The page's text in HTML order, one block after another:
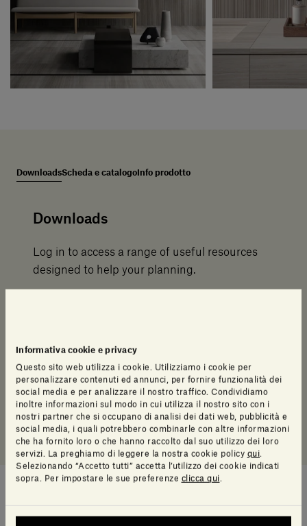
Informativa cookie e privacy
Questo sito web utilizza i cookie. Utilizziamo i cookie per
personalizzare contenuti ed annunci, per fornire funzionalità dei
social media e per analizzare il nostro traffico. Condividiamo
inoltre informazioni sul modo in cui utilizza il nostro sito con i
nostri partner che si occupano di analisi dei dati web, pubblicità e
social media, i quali potrebbero combinarle con altre informazioni
che ha fornito loro o che hanno raccolto dal suo utilizzo dei loro
servizi. La preghiamo di leggere la nostra cookie policy qui
Selezionando “Accetto tutti” accetta l’utilizzo dei cookie indicati
sopra. Per impostare le sue preferenze clicca qui
DownloadsScheda e catalogo Info prodotto
Downloads
Log in to access a range of useful resources
designed to help your planning.
Revit
Scheda di posa
Fact Sheet
Suggerimenti di stile